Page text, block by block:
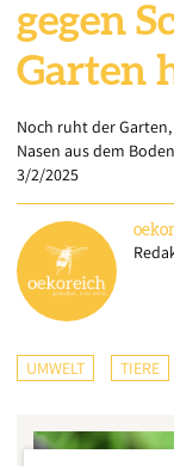
gegen
Garten
Noch ruht der
Nasen aus dem
3/2/2025
UMWELT TIERE